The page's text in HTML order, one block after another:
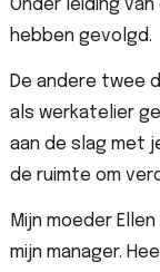
Onder leiding
hebben gevolgd.
De andere twee
als werkatelier
aan de slag met
de ruimte om
Mijn moeder
mijn manager.